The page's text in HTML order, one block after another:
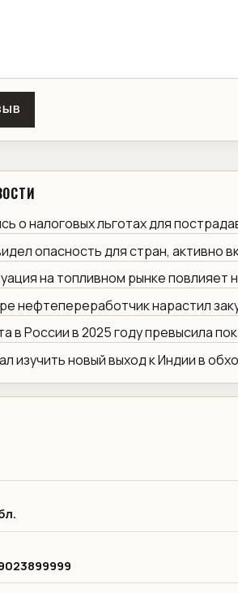
о налоговых льготах для
опасность для стран, активно
на топливном рынке повлияет
нефтепереработчик нарастил
в России в 2025 году превысила
изучить новый выход к Индии в